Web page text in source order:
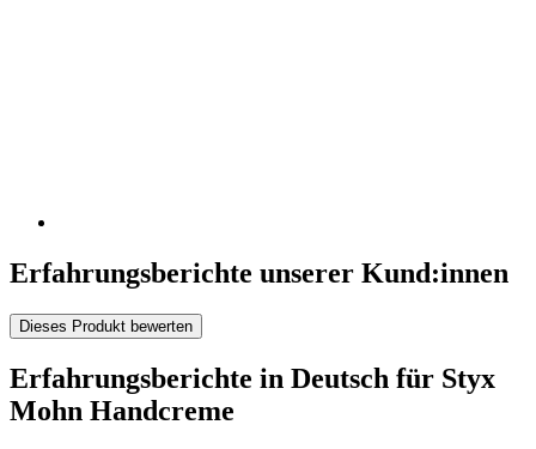
Erfahrungsberichte unserer Kund:innen
Dieses Produkt bewerten
Erfahrungsberichte in Deutsch für Styx
Mohn Handcreme